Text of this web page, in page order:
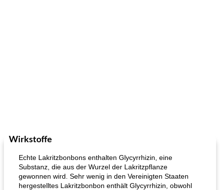
Wirkstoffe
Echte Lakritzbonbons enthalten Glycyrrhizin, eine
Substanz, die aus der Wurzel der Lakritzpflanze
gewonnen wird. Sehr wenig in den Vereinigten Staaten
hergestelltes Lakritzbonbon enthält Glycyrrhizin, obwohl